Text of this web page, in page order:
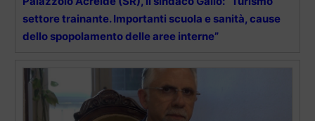
settore trainante. Importanti scuola e sanità, cause
dello spopolamento delle aree interne”